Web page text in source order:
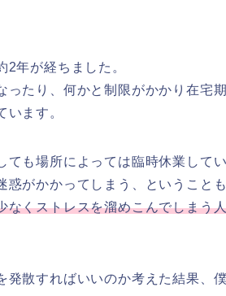
年が経ちました。
たり、何かと制限がかかり在宅
ます。
も場所によっては臨時休業して
惑がかかってしまう、ということ
なくストレスを溜めこんでしまう
散すればいいのか考えた結果、